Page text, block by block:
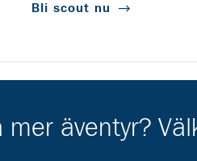
Bli scout nu
mer äventyr?